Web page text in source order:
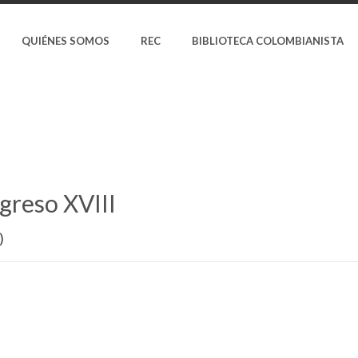
QUIÉNES SOMOS REC BIBLIOTECA COLOMBIANISTA
XVIII